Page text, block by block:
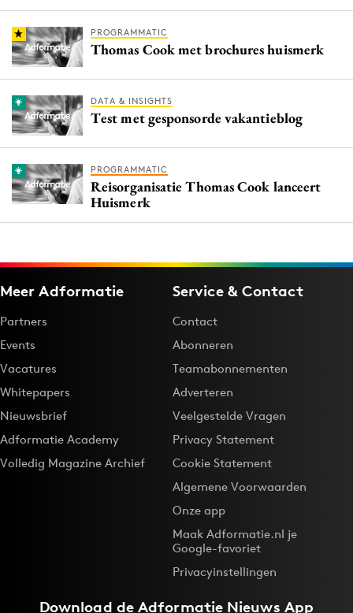
PROGRAMMATIC
Thomas Cook met brochures huismerk
DATA & INSIGHTS
Test met gesponsorde vakantieblog
PROGRAMMATIC
Reisorganisatie Thomas Cook lanceert
Huismerk
Meer Adformatie
Partners
Events
Vacatures
Whitepapers
Nieuwsbrief
Adformatie Academy
Volledig Magazine Archief
Service & Contact
Contact
Abonneren
Teamabonnementen
Adverteren
Veelgestelde Vragen
Privacy Statement
Cookie Statement
Algemene Voorwaarden
Onze app
Maak Adformatie.nl je
Google-favoriet
Privacyinstellingen
Download deAdformatie Nieuws App